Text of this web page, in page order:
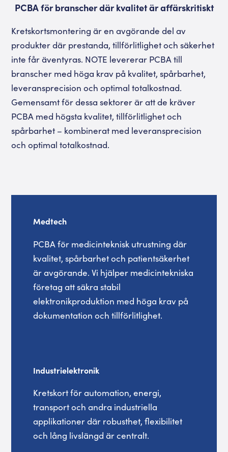
PCBA för branscher där kvalitet är affärskritiskt
Kretskortsmontering är en avgörande del av
produkter där prestanda, tillförlitlighet och säkerhet
inte får äventyras. NOTE levererar PCBA till
branscher med höga krav på kvalitet, spårbarhet,
leveransprecision och optimal totalkostnad.
Gemensamt för dessa sektorer är att de kräver
PCBA med högsta kvalitet, tillförlitlighet och
spårbarhet – kombinerat med leveransprecision
och optimal totalkostnad.
Medtech
PCBA för medicinteknisk utrustning där
kvalitet, spårbarhet och patientsäkerhet
är avgörande. Vi hjälper medicintekniska
företag att säkra stabil
elektronikproduktion med höga krav på
dokumentation och tillförlitlighet.
Industrielektronik
Kretskort för automation, energi,
transport och andra industriella
applikationer där robusthet, flexibilitet
och lång livslängd är centralt.